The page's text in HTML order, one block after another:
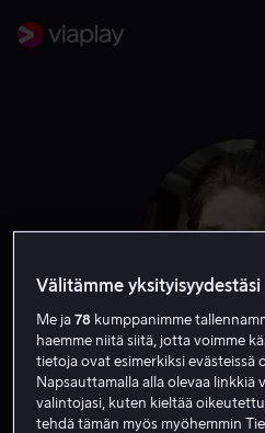
Välitämme yksityisyydestäsi
Me ja78 kumppanimme
haemme niitä siitä, jotta voimme
tietoja ovat esimerkiksi evästeissä
Napsauttamalla alla olevaa linkkiä
valintojasi, kuten kieltää
tehdä tämän myös myöhemmin